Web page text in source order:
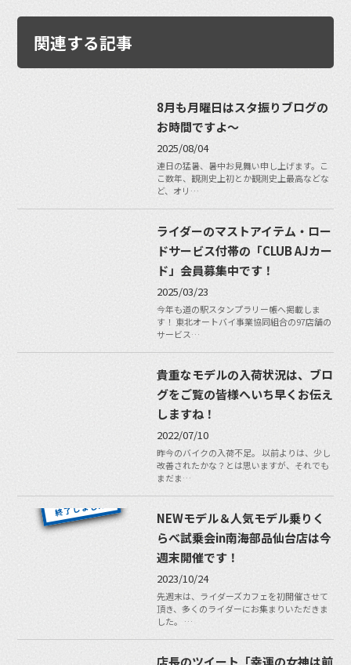
関連する記事
8月も月曜日はスタ振りブログの
お時間ですよ〜
2025/08/04
連日の猛暑、暑中お見舞い申し上げます。こ
こ数年、観測史上初とか観測史上最高などな
ど、オリ…
ライダーのマストアイテム・ロー
ドサービス付帯の「CLUB AJカー
ド」会員募集中です！
2025/03/23
今年も道の駅スタンプラリー帳へ掲載しま
す！ 東北オートバイ事業協同組合の97店舗の
サービス…
貴重なモデルの入荷状況は、ブロ
グをご覧の皆様へいち早くお伝え
しますね！
2022/07/10
昨今のバイクの入荷不足。 以前よりは、少し
改善されたかな？とは思いますが、それでも
まだま…
NEWモデル＆人気モデル乗りく
らべ試乗会in南海部品仙台店は今
週末開催です！
2023/10/24
先週末は、ライダーズカフェを初開催させて
頂き、多くのライダーにお集まりいただきま
した。 …